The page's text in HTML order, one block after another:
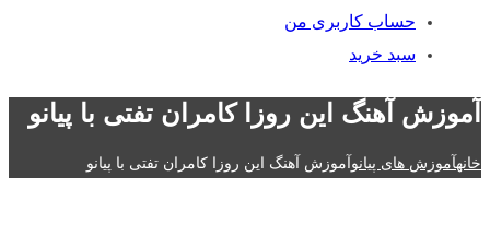
حساب کاربری من
سبد خرید
آموزش آهنگ این روزا کامران تفتی با پیانو
خانهآموزش های پیانوآموزش آهنگ این روزا کامران تفتی با پیانو